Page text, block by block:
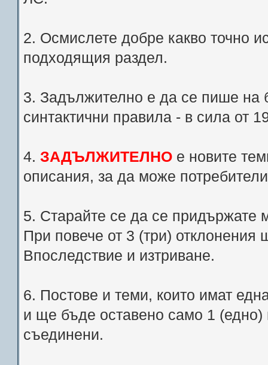
2. Осмислете добре какво точно
подходящия раздел.
3. Задължително е да се пише на
синтактични правила - в сила от
4.ЗАДЪЛЖИТЕЛНО е новите
описания, за да може
5. Старайте се да се придържате
При повече от 3 (три)
Впоследствие и изтриване.
6. Постове и теми, които имат
и ще бъде оставено само 1
съединени.